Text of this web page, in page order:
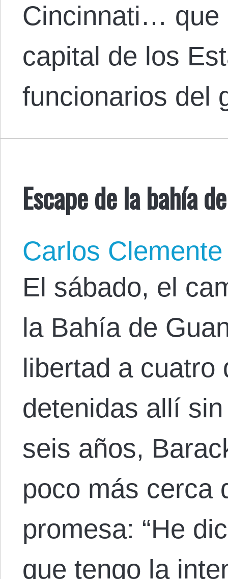
Cincinnati… que
capital de los
funcionarios del
Escape de la bahía
Carlos Clemente
El sábado, el
la Bahía de
libertad a cuatro
detenidas allí
seis años,
poco más cerca
promesa: “He
que tengo la